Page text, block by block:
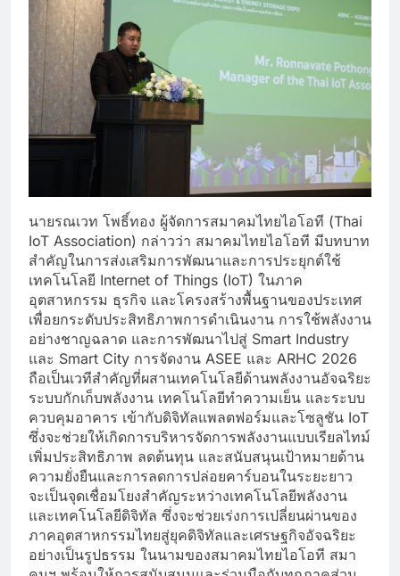
นายรณเวท โพธิ์ทอง ผู้จัดการสมาคมไทยไอโอที (Thai
IoT Association) กล่าวว่า สมาคมไทยไอโอที มีบทบาท
สำคัญในการส่งเสริมการพัฒนาและการประยุกต์ใช้
เทคโนโลยี Internet of Things (IoT) ในภาค
อุตสาหกรรม ธุรกิจ และโครงสร้างพื้นฐานของประเทศ
เพื่อยกระดับประสิทธิภาพการดำเนินงาน การใช้พลังงาน
อย่างชาญฉลาด และการพัฒนาไปสู่ Smart Industry
และ Smart City การจัดงาน ASEE และ ARHC 2026
ถือเป็นเวทีสำคัญที่ผสานเทคโนโลยีด้านพลังงานอัจฉริยะ
ระบบกักเก็บพลังงาน เทคโนโลยีทำความเย็น และระบบ
ควบคุมอาคาร เข้ากับดิจิทัลแพลตฟอร์มและโซลูชัน IoT
ซึ่งจะช่วยให้เกิดการบริหารจัดการพลังงานแบบเรียลไทม์
เพิ่มประสิทธิภาพ ลดต้นทุน และสนับสนุนเป้าหมายด้าน
ความยั่งยืนและการลดการปล่อยคาร์บอนในระยะยาว
จะเป็นจุดเชื่อมโยงสำคัญระหว่างเทคโนโลยีพลังงาน
และเทคโนโลยีดิจิทัล ซึ่งจะช่วยเร่งการเปลี่ยนผ่านของ
ภาคอุตสาหกรรมไทยสู่ยุคดิจิทัลและเศรษฐกิจอัจฉริยะ
อย่างเป็นรูปธรรม ในนามของสมาคมไทยไอโอที สมา